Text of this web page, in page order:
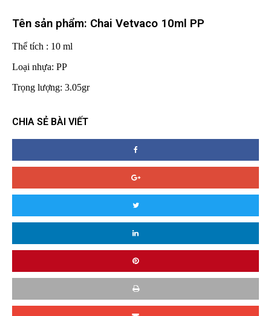
Tên sản phẩm: Chai Vetvaco 10ml PP
Thể tích : 10 ml
Loại nhựa: PP
Trọng lượng: 3.05gr
CHIA SẺ BÀI VIẾT